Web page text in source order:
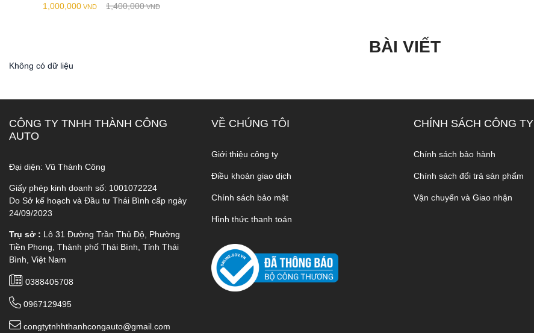
1,000,000 VND 1,400,000 VND
BÀI VIẾT
Không có dữ liệu
CÔNG TY TNHH THÀNH CÔNG
AUTO
Đại diện: Vũ Thành Công
Giấy phép kinh doanh số: 1001072224
Do Sở kế hoạch và Đầu tư Thái Bình cấp ngày
24/09/2023
Trụ sở : Lô 31 Đường Trần Thủ Độ, Phường
Tiền Phong, Thành phố Thái Bình, Tỉnh Thái
Bình, Việt Nam
0388405708
0967129495
congtytnhhthanhcongauto@gmail.com
VỀ CHÚNG TÔI
Giới thiệu công ty
Điều khoản giao dịch
Chính sách bảo mật
Hình thức thanh toán
CHÍNH SÁCH CÔNG TY
Chính sách bảo hành
Chính sách đổi trả sản phẩm
Vận chuyển và Giao nhận